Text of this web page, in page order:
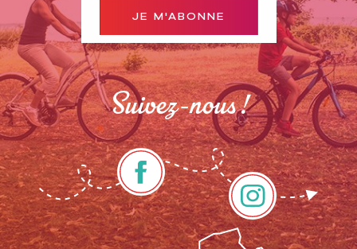
JE M'ABONNE
Suivez-nous !